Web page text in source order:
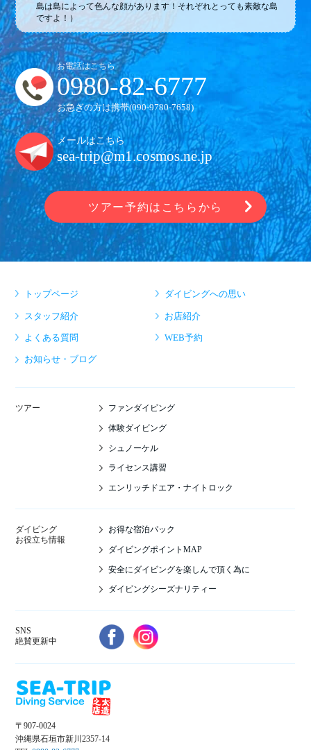
島は島によって色んな顔があります！それぞれとっても素敵な島
ですよ！）
お電話はこちら
0980-82-6777
お急ぎの方は携帯(090-9780-7658)
メールはこちら
sea-trip@m1.cosmos.ne.jp
ツアー予約はこちらから
トップページ ダイビングへの思い
スタッフ紹介 お店紹介
よくある質問 WEB予約
お知らせ・ブログ
ツアー ファンダイビング
体験ダイビング
シュノーケル
ライセンス講習
エンリッチドエア・ナイトロック
ダイビング
お役立ち情報
お得な宿泊パック
ダイビングポイントMAP
安全にダイビングを楽しんで頂く為に
ダイビングシーズナリティー
SNS
絶賛更新中
〒907-0024
沖縄県石垣市新川2357-14